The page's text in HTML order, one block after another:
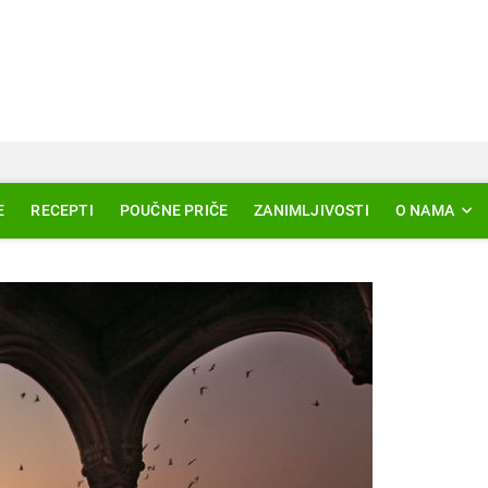
RECEPTI POUČNE PRIČE ZANIMLJIVOSTI O NAMA